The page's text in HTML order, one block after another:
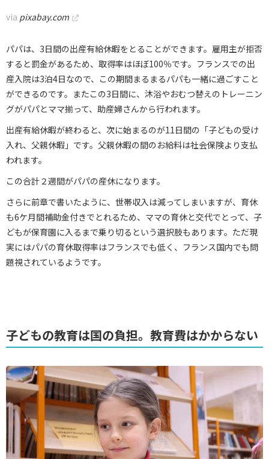
via pixabay.com
パパは、3日間の出産有給休暇をとることができます。雇用主が拒否
すると罰金があるため、取得率はほぼ100％です。フランスでの出
産入院は3泊4日なので、この期間まるまるパパも一緒に過ごすこと
ができるのです。またこの3日間に、沐浴やおむつ替えのトレーニン
グがパパとママ揃って、助産婦さんから行われます。
出産有給休暇が終わると、次に始まるのが11日間の「子どもの受け
入れ、父親休暇」です。父親休暇の間のお給料は社会保険より支払
われます。
この合計２週間がパパの産休になります。
さらに前章で書いたように、世帯収入は減ってしまいますが、育休
も6ケ月間補助金付きでとれるため、ママの育休と交代でとって、子
どもが保育園に入るまで乗り切るという選択肢もあります。ただ現
実にはパパの育休取得率はフランスでも低く、フランス国内でも問
題視されているようです。
子どもの教育は国の負担。教育費はかからない